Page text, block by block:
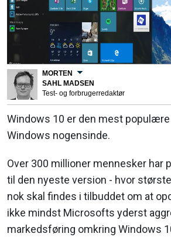
MORTEN
SAHL MADSEN
Test- og forbrugerredaktør
Windows 10 er den mest
Windows nogensinde.
Over 300 millioner mennesker har
til den nyeste version - hvor
nok skal findes i tilbuddet om at
ikke mindst Microsofts yderst
markedsføring omkring Windows